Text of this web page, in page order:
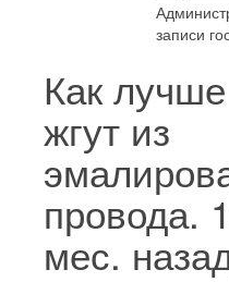
записи
Как
жгут из
провода.
мес.